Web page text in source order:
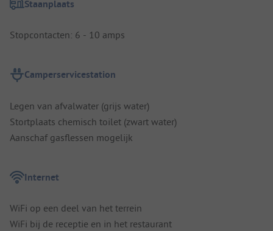
Staanplaats
Stopcontacten: 6 - 10 amps
Camperservicestation
Legen van afvalwater (grijs water)
Stortplaats chemisch toilet (zwart water)
Aanschaf gasflessen mogelijk
Internet
WiFi op een deel van het terrein
WiFi bij de receptie en in het restaurant